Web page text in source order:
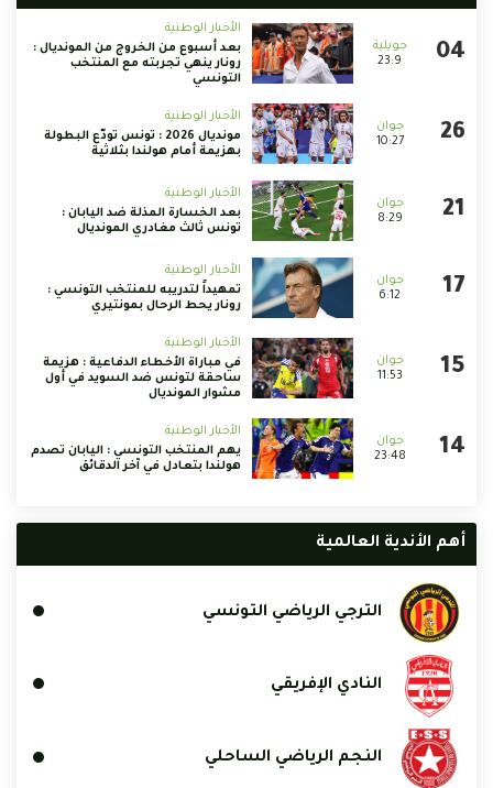
23:9
الأخبار الوطنية
بعد أسبوع من الخروج من المونديال :
رونار ينهي تجربته مع المنتخب
التونسي
10:27
الأخبار الوطنية
مونديال 2026 : تونس تودّع البطولة
بهزيمة أمام هولندا بثلاثية
8:29
الأخبار الوطنية
بعد الخسارة المذلة ضد اليابان :
تونس ثالث مغادري المونديال
6:12
الأخبار الوطنية
تمهيداً لتدريبه للمنتخب التونسي :
رونار يحط الرحال بمونتيري
11:53
الأخبار الوطنية
في مباراة الأخطاء الدفاعية : هزيمة
ساحقة لتونس ضد السويد في أول
مشوار المونديال
23:48
الأخبار الوطنية
يهم المنتخب التونسي : اليابان تصدم
هولندا بتعادل في آخر الدقائق
أهم الأندية العالمية
الترجي الرياضي التونسي
النادي الإفريقي
النجم الرياضي الساحلي